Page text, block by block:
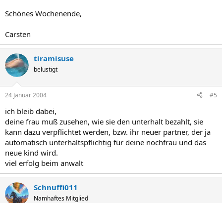
Schönes Wochenende,
Carsten
tiramisuse
belustigt
24 Januar 2004 #5
ich bleib dabei,
deine frau muß zusehen, wie sie den unterhalt bezahlt, sie
kann dazu verpflichtet werden, bzw. ihr neuer partner, der ja
automatisch unterhaltspflichtig für deine nochfrau und das
neue kind wird.
viel erfolg beim anwalt
Schnuffi011
Namhaftes Mitglied